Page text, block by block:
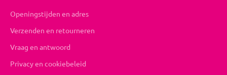
Openingstijden en adres
Verzenden en retourneren
Vraag en antwoord
Privacy en cookiebeleid